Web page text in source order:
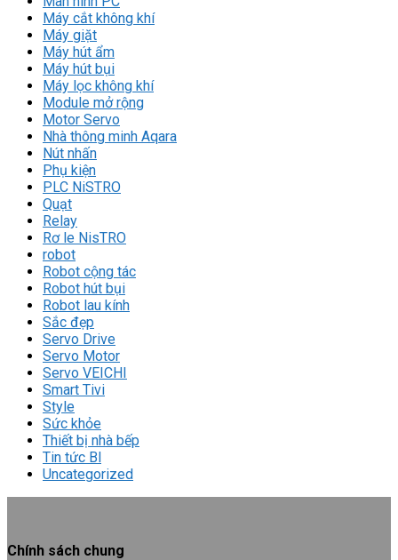
Máy cắt không khí
Máy giặt
Máy hút ẩm
Máy hút bụi
Máy lọc không khí
Module mở rộng
Motor Servo
Nhà thông minh Aqara
Nút nhấn
Phụ kiện
PLC NiSTRO
Quạt
Relay
Rơ le NisTRO
robot
Robot cộng tác
Robot hút bụi
Robot lau kính
Sắc đẹp
Servo Drive
Servo Motor
Servo VEICHI
Smart Tivi
Style
Sức khỏe
Thiết bị nhà bếp
Tin tức Bl
Uncategorized
Chính sách chung